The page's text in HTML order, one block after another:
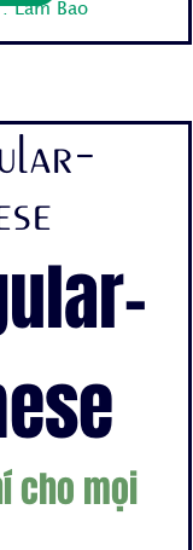
Lam Bao
cho mọi